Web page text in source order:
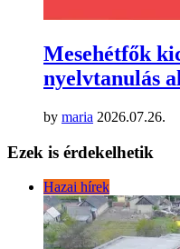
Mesehétfők
nyelvtanulás
by maria 2026.07.26.
Ezek is érdekelhetik
Hazai hírek